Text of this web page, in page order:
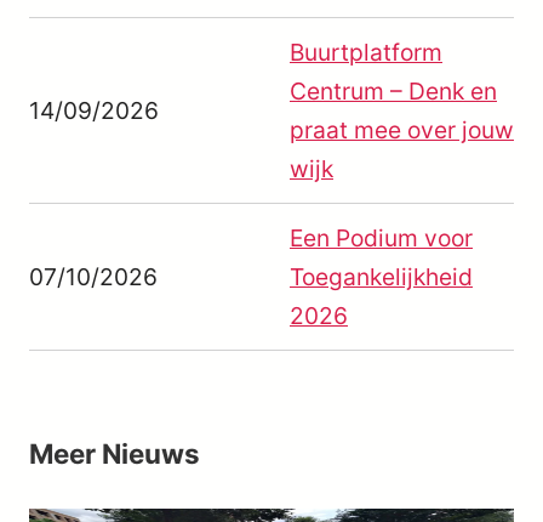
14/09/2026
Buurtplatform
Centrum – Denk en
praat mee over jouw
wijk
07/10/2026
Een Podium voor
Toegankelijkheid
2026
Meer Nieuws